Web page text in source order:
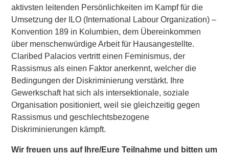
aktivsten leitenden Persönlichkeiten im Kampf für die
Umsetzung der ILO (International Labour Organization) –
Konvention 189 in Kolumbien, dem Übereinkommen
über menschenwürdige Arbeit für Hausangestellte.
Claribed Palacios vertritt einen Feminismus, der
Rassismus als einen Faktor anerkennt, welcher die
Bedingungen der Diskriminierung verstärkt. Ihre
Gewerkschaft hat sich als intersektionale, soziale
Organisation positioniert, weil sie gleichzeitig gegen
Rassismus und geschlechtsbezogene
Diskriminierungen kämpft.
Wir freuen uns auf Ihre/Eure Teilnahme und bitten um